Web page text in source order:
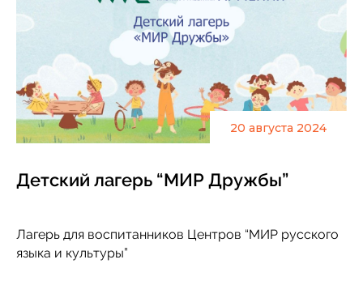
20 августа 2024
Детский лагерь “МИР Дружбы”
Лагерь для воспитанников Центров “МИР русского
языка и культуры”